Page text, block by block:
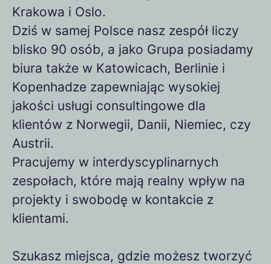
Krakowa i Oslo.
Dziś w samej Polsce nasz zespół liczy
blisko 90 osób, a jako Grupa posiadamy
biura także w Katowicach, Berlinie i
Kopenhadze zapewniając wysokiej
jakości usługi consultingowe dla
klientów z Norwegii, Danii, Niemiec, czy
Austrii.
Pracujemy w interdyscyplinarnych
zespołach, które mają realny wpływ na
projekty i swobodę w kontakcie z
klientami.
Szukasz miejsca, gdzie możesz tworzyć